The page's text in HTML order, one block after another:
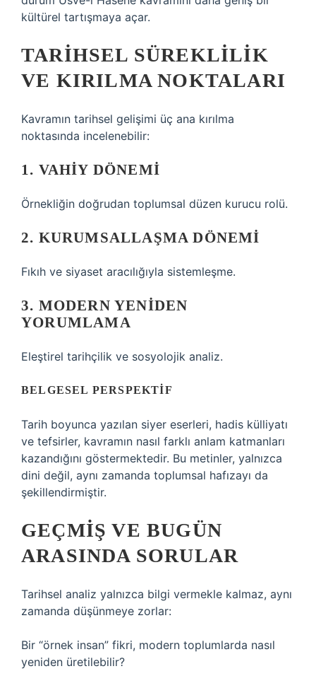
kültürel tartışmaya açar.
TARIHSEL SÜREKLILIK
VE KIRILMA NOKTALARI
Kavramın tarihsel gelişimi üç ana kırılma
noktasında incelenebilir:
1. VAHIY DÖNEMI
Örnekliğin doğrudan toplumsal düzen kurucu rolü.
2. KURUMSALLAŞMA DÖNEMI
Fıkıh ve siyaset aracılığıyla sistemleşme.
3. MODERN YENIDEN
YORUMLAMA
Eleştirel tarihçilik ve sosyolojik analiz.
BELGESEL PERSPEKTIF
Tarih boyunca yazılan siyer eserleri, hadis külliyatı
ve tefsirler, kavramın nasıl farklı anlam katmanları
kazandığını göstermektedir. Bu metinler, yalnızca
dini değil, aynı zamanda toplumsal hafızayı da
şekillendirmiştir.
GEÇMIŞ VE BUGÜN
ARASINDA SORULAR
Tarihsel analiz yalnızca bilgi vermekle kalmaz, aynı
zamanda düşünmeye zorlar:
Bir “örnek insan” fikri, modern toplumlarda nasıl
yeniden üretilebilir?